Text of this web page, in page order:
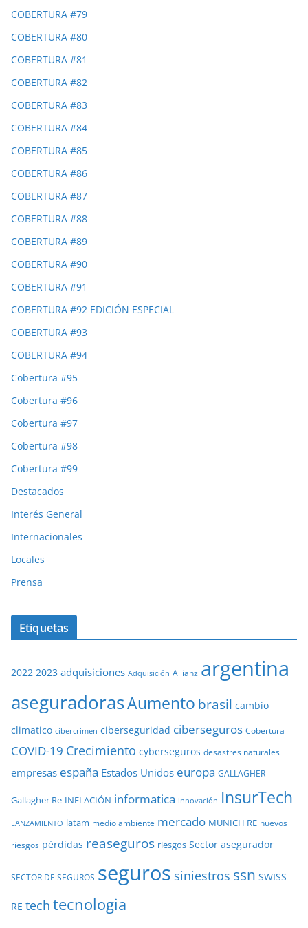
COBERTURA #79
COBERTURA #80
COBERTURA #81
COBERTURA #82
COBERTURA #83
COBERTURA #84
COBERTURA #85
COBERTURA #86
COBERTURA #87
COBERTURA #88
COBERTURA #89
COBERTURA #90
COBERTURA #91
COBERTURA #92 EDICIÓN ESPECIAL
COBERTURA #93
COBERTURA #94
Cobertura #95
Cobertura #96
Cobertura #97
Cobertura #98
Cobertura #99
Destacados
Interés General
Internacionales
Locales
Prensa
Etiquetas
2022 2023 adquisiciones Adquisición Allianz argentina
aseguradorasAumento brasil cambio
climatico cibercrimen ciberseguridad ciberseguros Cobertura
COVID-19 Crecimiento cyberseguros desastres naturales
empresas españa Estados Unidos europa GALLAGHER
Gallagher Re INFLACIÓN informatica innovación InsurTech
LANZAMIENTO latam medio ambiente mercado MUNICH RE nuevos
riesgos pérdidas reaseguros riesgos Sector asegurador
SECTOR DE SEGUROS seguros siniestros ssn SWISS
RE tech tecnologia